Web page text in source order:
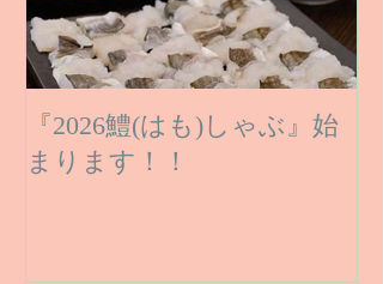
『2026鱧(はも)しゃぶ』始
まります！！